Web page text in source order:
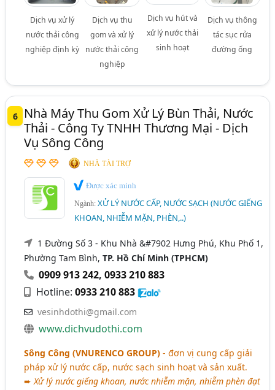
Dịch vụ xử lý
nước thải công
nghiệp định kỳ
Dịch vụ thu
gom và xử lý
nước thải công
nghiệp
Dịch vụ hút và
xử lý nước thải
sinh hoạt
Dịch vụ thông
tác sục rửa
đường ống
6
Nhà Máy Thu Gom Xử Lý Bùn Thải, Nước
Thải - Công Ty TNHH Thương Mại - Dịch
Vụ Sông Công
NHÀ TÀI TRỢ
Được xác minh
Ngành:XỬ LÝ NƯỚC CẤP, NƯỚC SẠCH (NƯỚC GIẾNG
KHOAN, NHIỄM MẶN, PHÈN,..)
1 Đường Số 3 - Khu Nhà &#7902 Hưng Phú, Khu Phố 1,
Phường Tam Bình,TP. Hồ Chí Minh (TPHCM)
0909 913 242,0933 210 883
Hotline:0933 210 883
vesinhdothi@gmail.com
www.dichvudothi.com
Sông Công (VNURENCO GROUP) - đơn vị cung cấp giải
pháp xử lý nước cấp, nước sạch sinh hoạt và sản xuất.
➨Xử lý nước giếng khoan, nước nhiễm mặn, nhiễm phèn đạt